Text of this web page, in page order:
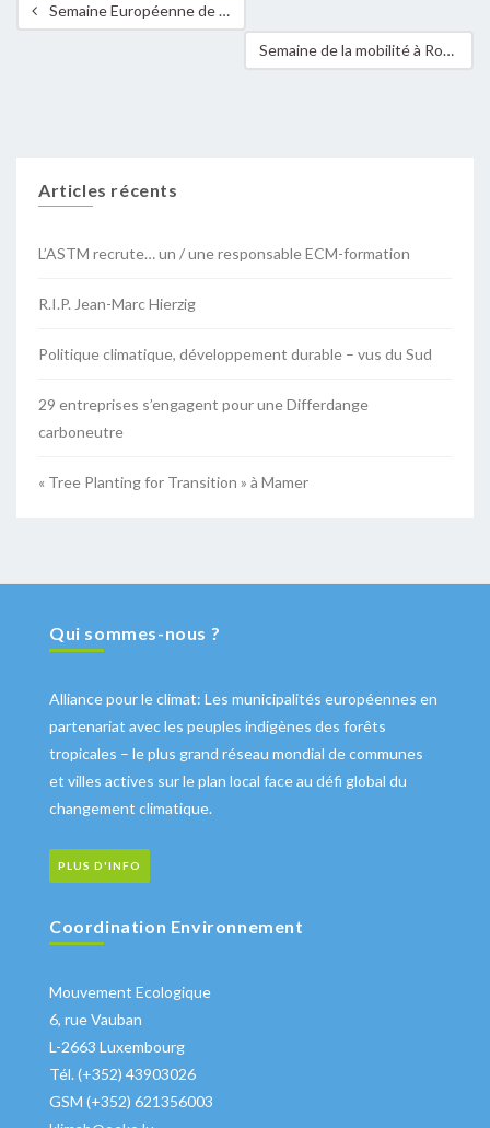
Semaine Européenne de la Mobilité – Bettembourg en Mouvement pour une Mobilité Durable
Semaine de la mobilité à Roeser
Articles récents
L’ASTM recrute… un / une responsable ECM-formation
R.I.P. Jean-Marc Hierzig
Politique climatique, développement durable – vus du Sud
29 entreprises s’engagent pour une Differdange
carboneutre
« Tree Planting for Transition » à Mamer
Qui sommes-nous ?
Alliance pour le climat: Les municipalités européennes en
partenariat avec les peuples indigènes des forêts
tropicales – le plus grand réseau mondial de communes
et villes actives sur le plan local face au défi global du
changement climatique.
PLUS D'INFO
Coordination Environnement
Mouvement Ecologique
6, rue Vauban
L-2663 Luxembourg
Tél. (+352) 43903026
GSM (+352) 621356003